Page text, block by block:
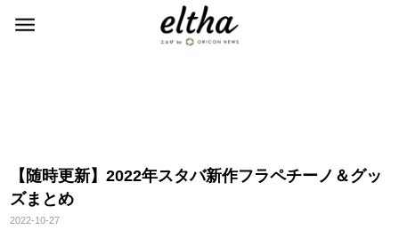
【随時更新】2022年スタバ新作フラペチーノ＆グッ
ズまとめ
2022-10-27